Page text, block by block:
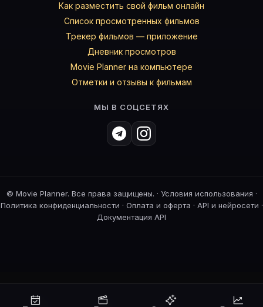
Как разместить свой фильм онлайн
Список просмотренных фильмов
Трекер фильмов — приложение
Дневник просмотров
Movie Planner на компьютере
Отметки и отзывы к фильмам
МЫ В СОЦСЕТЯХ
© Movie Planner. Все права защищены. · Условия использования ·
Политика конфиденциальности · Оплата и оферта · API и нейросети ·
Документация API